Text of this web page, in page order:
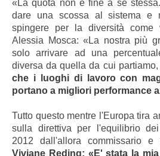
«La quota non è fine a se
dare una scossa al sistema e
spingere per la diversità come
Alessia Mosca: «La nostra più
solo arrivare ad una
diversa da quella da cui
che i luoghi di lavoro con
portano a migliori performance
Tutto questo mentre l'Europa tira
sulla direttiva per l'equilibrio
2012 dall'allora commissario e
Viviane Reding: «E' stata la